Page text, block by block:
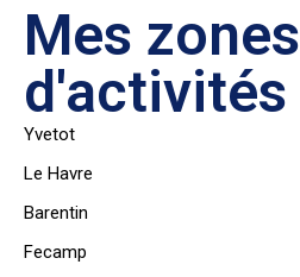
Mes zones
d'activités
Yvetot
Le Havre
Barentin
Fecamp